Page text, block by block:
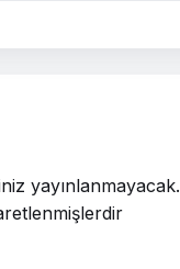
yayınlanmayacak.